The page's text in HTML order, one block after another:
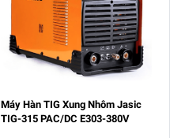
Máy Hàn TIG Xung Nhôm Jasic
TIG-315 PAC/DC E303-380V